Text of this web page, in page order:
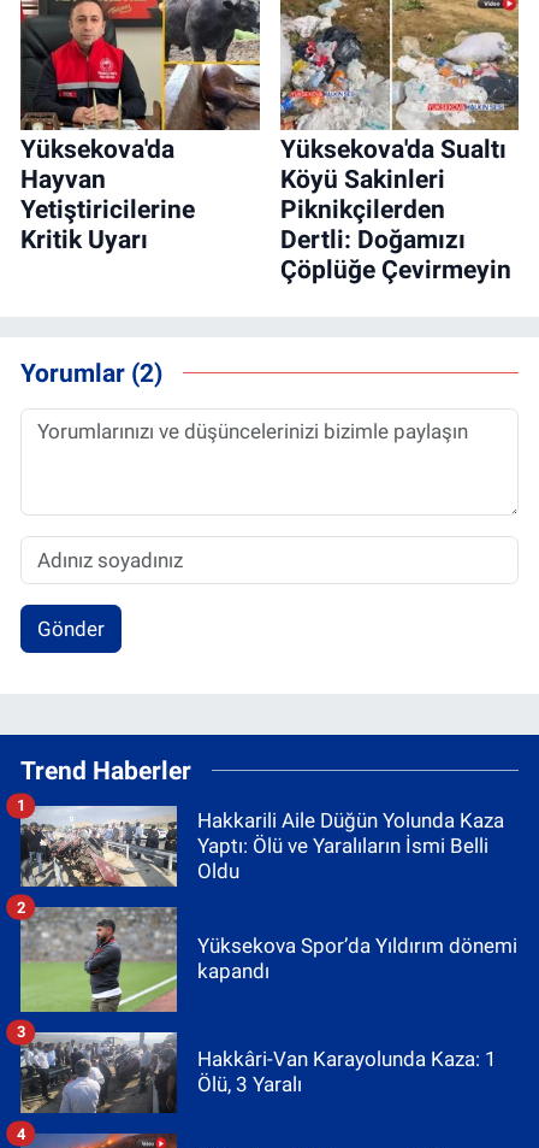
Yüksekova'da
Hayvan
Yetiştiricilerine
Kritik Uyarı
Yüksekova'da Sualtı
Köyü Sakinleri
Piknikçilerden
Dertli: Doğamızı
Çöplüğe Çevirmeyin
Yorumlar (2)
Gönder
Trend Haberler
Hakkarili Aile Düğün Yolunda Kaza
Yaptı: Ölü ve Yaralıların İsmi Belli
Oldu
1
Yüksekova Spor’da Yıldırım dönemi
kapandı
2
Hakkâri-Van Karayolunda Kaza: 1
Ölü, 3 Yaralı
3
4